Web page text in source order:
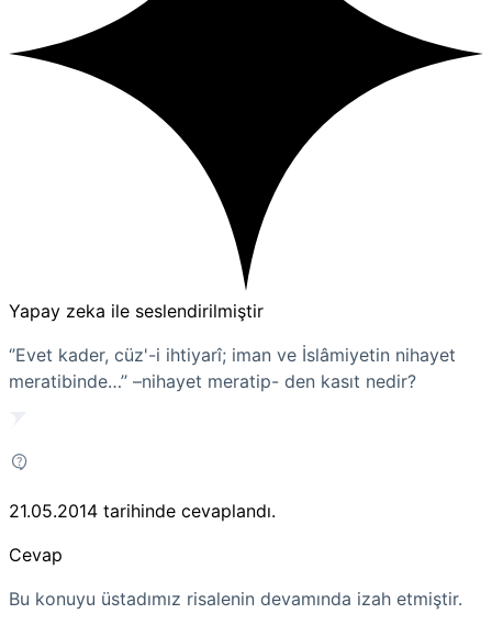
Yapay zeka ile seslendirilmiştir
‘’Evet kader, cüz'-i ihtiyarî; iman ve İslâmiyetin nihayet
meratibinde…’’ –nihayet meratip- den kasıt nedir?
21.05.2014 tarihinde cevaplandı.
Cevap
Bu konuyu üstadımız risalenin devamında izah etmiştir.